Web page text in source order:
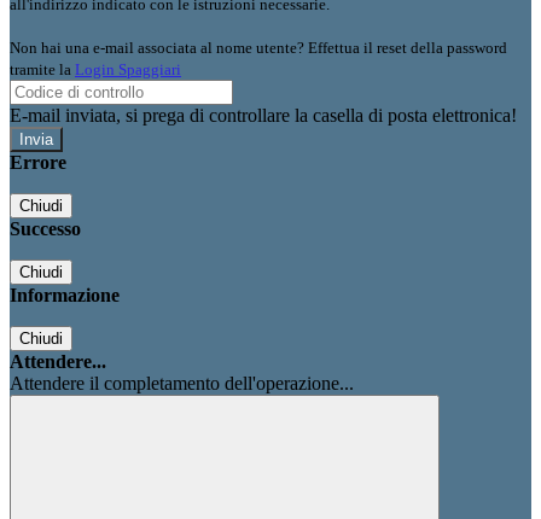
all'indirizzo indicato con le istruzioni necessarie.
Non hai una e-mail associata al nome utente? Effettua il reset della password
tramite la Login Spaggiari
E-mail inviata, si prega di controllare la casella di posta elettronica!
Errore
Chiudi
Successo
Chiudi
Informazione
Chiudi
Attendere...
Attendere il completamento dell'operazione...